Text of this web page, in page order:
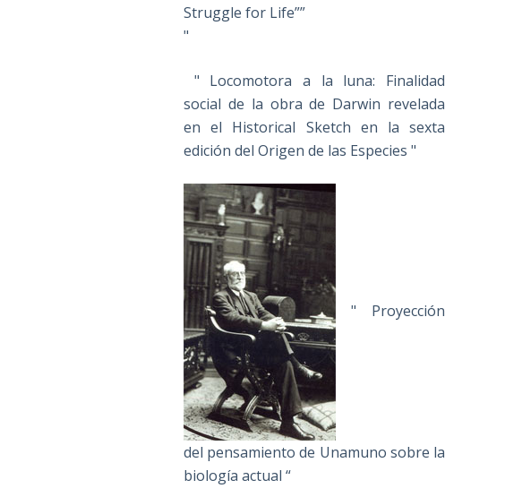
Struggle for Life””
"
" Locomotora a la luna: Finalidad
social de la obra de Darwin revelada
en el Historical Sketch en la sexta
edición del Origen de las Especies "
" Proyección
del pensamiento de Unamuno sobre la
biología actual “